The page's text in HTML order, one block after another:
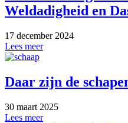
Weldadigheid en
17 december 2024
Lees meer
Daar zijn de
30 maart 2025
Lees meer